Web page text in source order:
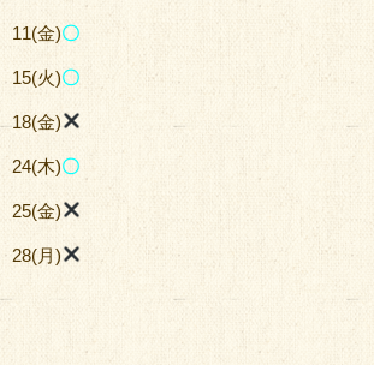
11(金)〇
15(火)〇
18(金)
24(木)〇
25(金)
28(月)